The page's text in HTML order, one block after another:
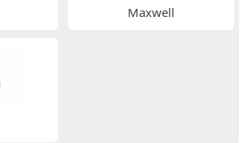
Maxwell